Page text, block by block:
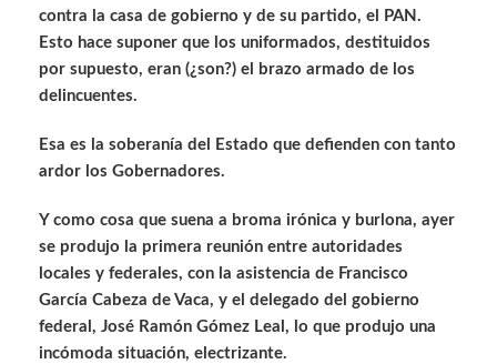
contra la casa de gobierno y de su partido, el PAN.
Esto hace suponer que los uniformados, destituidos
por supuesto, eran (¿son?) el brazo armado de los
delincuentes.
Esa es la soberanía del Estado que defienden con tanto
ardor los Gobernadores.
Y como cosa que suena a broma irónica y burlona, ayer
se produjo la primera reunión entre autoridades
locales y federales, con la asistencia de Francisco
García Cabeza de Vaca, y el delegado del gobierno
federal, José Ramón Gómez Leal, lo que produjo una
incómoda situación, electrizante.